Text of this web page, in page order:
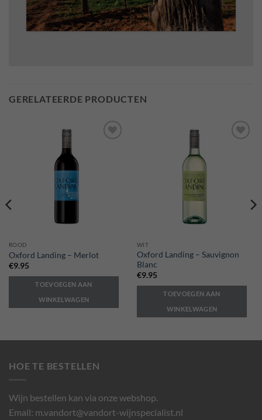
GERELATEERDE PRODUCTEN
ROOD
Oxford Landing – Merlot
€9.95
TOEVOEGEN AAN
WINKELWAGEN
WIT
Oxford Landing – Sauvignon
Blanc
€9.95
TOEVOEGEN AAN
WINKELWAGEN
HOE TE BESTELLEN
Wijn bestellen kan via onze webshop.
Email: m.vandort@vandort-wijnspecialist.nl